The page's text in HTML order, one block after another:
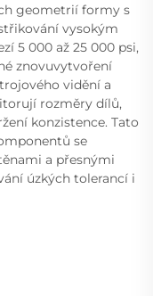
geometrií formy s
vysokým
5 000 až 25 000 psi,
znovuvytvoření
vidění a
rozměry dílů,
konzistence. Tato
se
a přesnými
úzkých tolerancí i